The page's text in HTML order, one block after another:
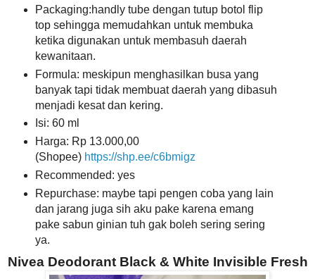
Packaging:handly tube dengan tutup botol flip
top sehingga memudahkan untuk membuka
ketika digunakan untuk membasuh daerah
kewanitaan.
Formula: meskipun menghasilkan busa yang
banyak tapi tidak membuat daerah yang dibasuh
menjadi kesat dan kering.
Isi: 60 ml
Harga: Rp 13.000,00
(Shopee) https://shp.ee/c6bmigz
Recommended: yes
Repurchase: maybe tapi pengen coba yang lain
dan jarang juga sih aku pake karena emang
pake sabun ginian tuh gak boleh sering sering
ya.
Nivea Deodorant Black & White Invisible Fresh